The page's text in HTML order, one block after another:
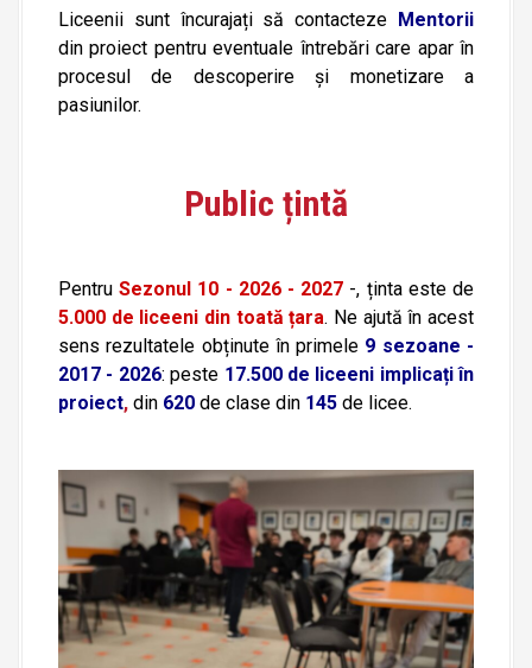
Liceenii sunt încurajați să contacteze
Mentorii
din proiect pentru eventuale întrebări care apar în
procesul de descoperire și monetizare a
pasiunilor.
Public țintă
PentruSezonul 10 - 2026 - 2027 -, ținta este de
5.000 de liceeni din toată țara. Ne ajută în acest
sens rezultatele obținute în primele 9 sezoane -
2017 - 2026: peste 17.500 de liceeni implicați în
proiect, din 620 de clase din 145 de licee.